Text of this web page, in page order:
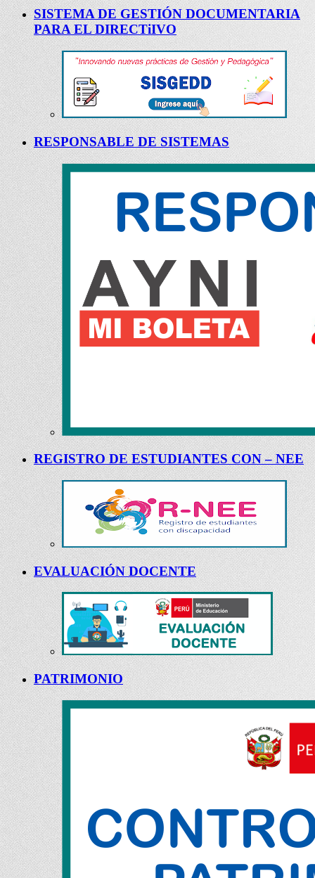
SISTEMA DE GESTIÓN DOCUMENTARIA
PARA EL DIRECTiIVO
RESPONSABLE DE SISTEMAS
REGISTRO DE ESTUDIANTES CON – NEE
EVALUACIÓN DOCENTE
PATRIMONIO